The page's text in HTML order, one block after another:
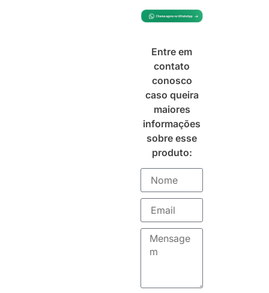
Entre em
contato
conosco
caso queira
maiores
informações
sobre esse
produto: